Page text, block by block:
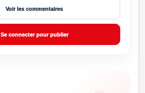
Voir les commentaires
Se connecter pour publier